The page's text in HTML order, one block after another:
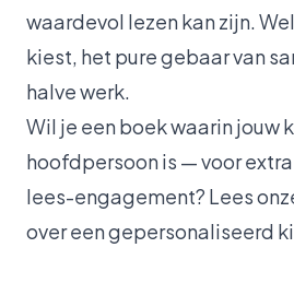
waardevol lezen kan zijn.
kiest, het pure gebaar van
halve werk.
Wil je een boek waarin jouw
hoofdpersoon is — voor
lees-engagement? Lees
over een gepersonaliseerd